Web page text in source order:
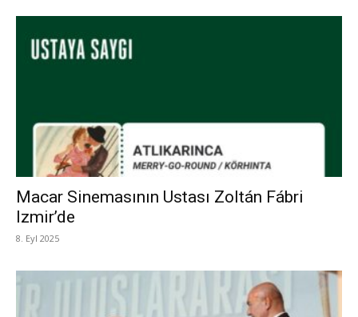
Macar Sinemasının Ustası Zoltán Fábri
Izmir’de
8. Eyl 2025